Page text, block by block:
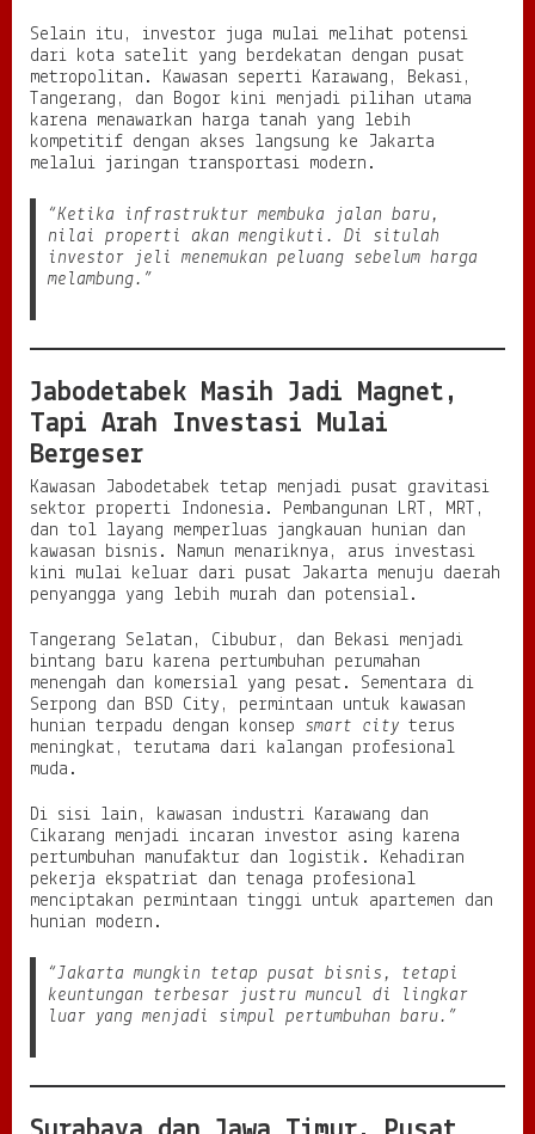
Selain itu, investor juga mulai melihat potensi
dari kota satelit yang berdekatan dengan pusat
metropolitan. Kawasan seperti Karawang, Bekasi,
Tangerang, dan Bogor kini menjadi pilihan utama
karena menawarkan harga tanah yang lebih
kompetitif dengan akses langsung ke Jakarta
melalui jaringan transportasi modern.
“Ketika infrastruktur membuka jalan baru,
nilai properti akan mengikuti. Di situlah
investor jeli menemukan peluang sebelum harga
melambung.”
Jabodetabek Masih Jadi Magnet,
Tapi Arah Investasi Mulai
Bergeser
Kawasan Jabodetabek tetap menjadi pusat gravitasi
sektor properti Indonesia. Pembangunan LRT, MRT,
dan tol layang memperluas jangkauan hunian dan
kawasan bisnis. Namun menariknya, arus investasi
kini mulai keluar dari pusat Jakarta menuju daerah
penyangga yang lebih murah dan potensial.
Tangerang Selatan, Cibubur, dan Bekasi menjadi
bintang baru karena pertumbuhan perumahan
menengah dan komersial yang pesat. Sementara di
Serpong dan BSD City, permintaan untuk kawasan
hunian terpadu dengan konsep smart city terus
meningkat, terutama dari kalangan profesional
muda.
Di sisi lain, kawasan industri Karawang dan
Cikarang menjadi incaran investor asing karena
pertumbuhan manufaktur dan logistik. Kehadiran
pekerja ekspatriat dan tenaga profesional
menciptakan permintaan tinggi untuk apartemen dan
hunian modern.
“Jakarta mungkin tetap pusat bisnis, tetapi
keuntungan terbesar justru muncul di lingkar
luar yang menjadi simpul pertumbuhan baru.”